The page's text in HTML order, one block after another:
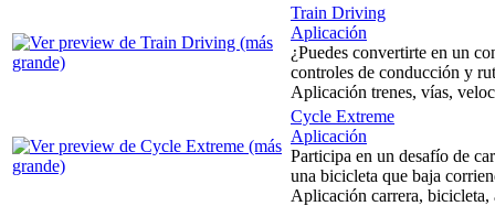
Train Driving
Aplicación
¿Puedes convertirte en un
controles de conducción y
Aplicación trenes, vías,
Cycle Extreme
Aplicación
Participa en un desafío de
una bicicleta que baja
Aplicación carrera, bicicleta,